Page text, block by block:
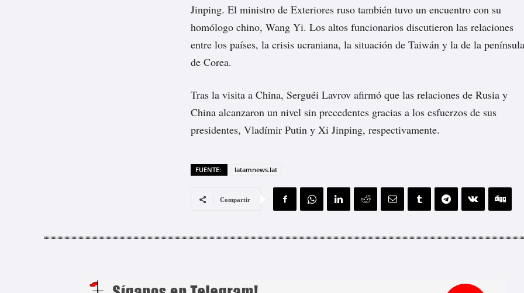
Jinping. El ministro de Exteriores ruso también tuvo un encuentro con su
homólogo chino, Wang Yi. Los altos funcionarios discutieron las relaciones
entre los países, la crisis ucraniana, la situación de Taiwán y la de la península
de Corea.
Tras la visita a China, Serguéi Lavrov afirmó que las relaciones de Rusia y
China alcanzaron un nivel sin precedentes gracias a los esfuerzos de sus
presidentes, Vladímir Putin y Xi Jinping, respectivamente.
FUENTE: latamnews.lat
Compartir